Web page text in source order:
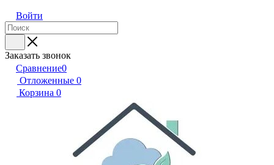
Войти
Заказать звонок
Сравнение0
Отложенные 0
Корзина 0